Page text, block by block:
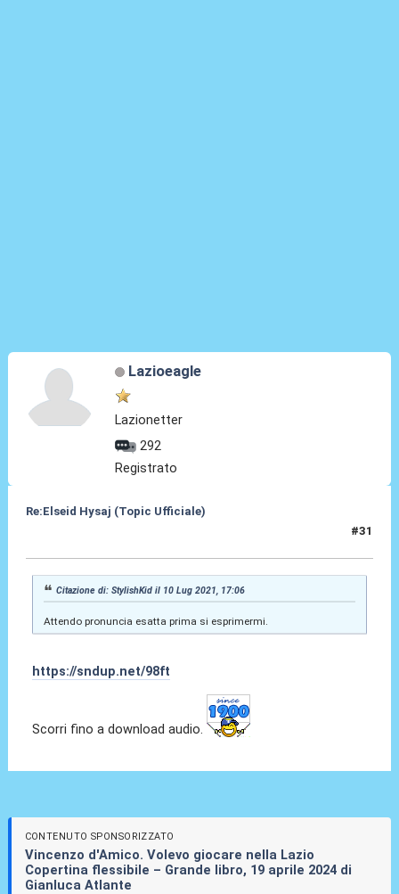
Lazioeagle
Lazionetter
292
Registrato
Re:Elseid Hysaj (Topic Ufficiale)
#31
Citazione di: StylishKid il 10 Lug 2021, 17:06
Attendo pronuncia esatta prima si esprimermi.
https://sndup.net/98ft
Scorri fino a download audio.
CONTENUTO SPONSORIZZATO
Vincenzo d'Amico. Volevo giocare nella Lazio
Copertina flessibile – Grande libro, 19 aprile 2024 di
Gianluca Atlante